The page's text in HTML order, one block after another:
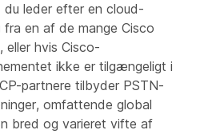
du leder efter en cloud-
fra en af de mange Cisco
eller hvis Cisco-
ikke er tilgængeligt i
partnere tilbyder PSTN-
omfattende global
bred og varieret vifte af